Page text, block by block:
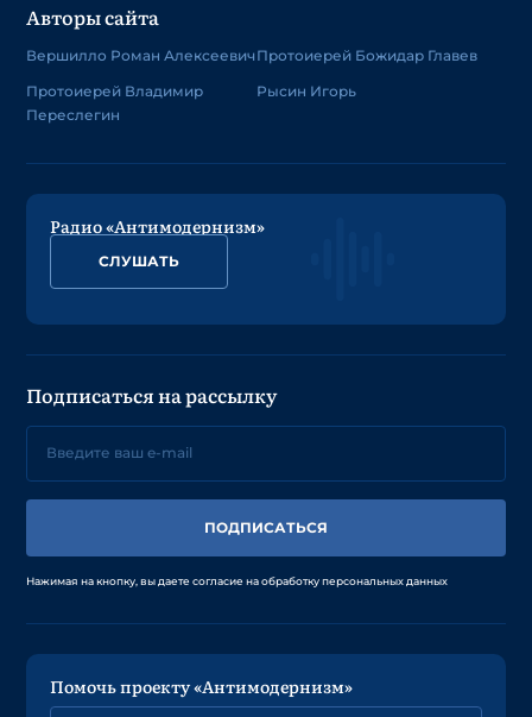
Авторы сайта
Вершилло Роман Алексеевич
Протоиерей Владимир
Переслегин
Протоиерей Божидар Главев
Рысин Игорь
Радио «Антимодернизм»
СЛУШАТЬ
Подписаться на рассылку
ПОДПИСАТЬСЯ
Нажимая на кнопку, вы даете согласие на обработку персональных данных
Помочь проекту «Антимодернизм»